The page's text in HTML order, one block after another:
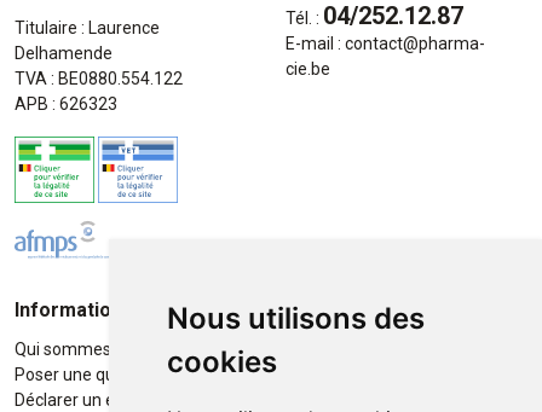
Nous utilisons des
cookies
Titulaire : Laurence
Delhamende
TVA : BE0880.554.122
APB : 626323
Tél. : 04/252.12.87
E-mail : contact@pharma-
cie.be
Informations
Qui sommes-nous ?
Poser une question
Déclarer un effet indésirable
Moyens de paiement